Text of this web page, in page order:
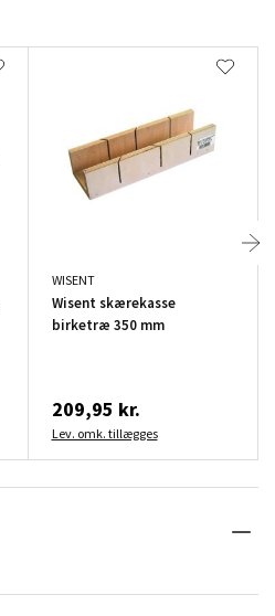
WISENT
Wisent skærekasse
birketræ 350 mm
209,95 kr.
Lev. omk. tillægges